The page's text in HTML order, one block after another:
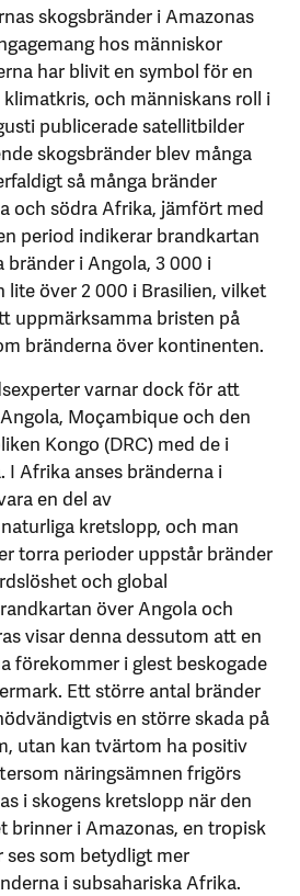
skogsbränder i Amazonas
hos människor
har blivit en symbol för en
och människans roll i
publicerade satellitbilder
skogsbränder blev många
så många bränder
och södra Afrika, jämfört med
period indikerar brandkartan
i Angola, 3 000 i
lite över 2 000 i Brasilien, vilket
uppmärksamma bristen på
bränderna över kontinenten.
varnar dock för att
Moçambique och den
Kongo (DRC) med de i
I Afrika anses bränderna i
en del av
kretslopp, och man
torra perioder uppstår bränder
och global
över Angola och
visar denna dessutom att en
förekommer i glest beskogade
Ett större antal bränder
en större skada på
utan kan tvärtom ha positiv
näringsämnen frigörs
i skogens kretslopp när den
brinner i Amazonas, en tropisk
som betydligt mer
i subsahariska Afrika.